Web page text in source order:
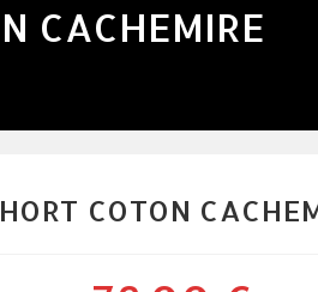
CACHEMIRE
COTON
le